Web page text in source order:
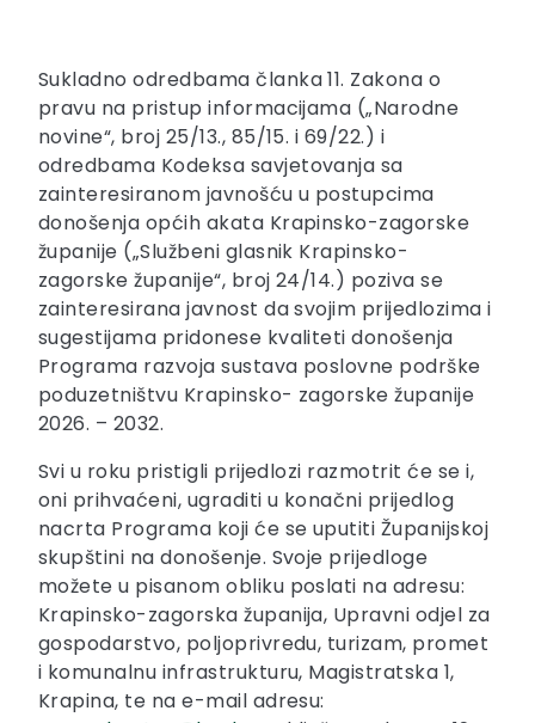
Sukladno odredbama članka 11. Zakona o
pravu na pristup informacijama („Narodne
novine“, broj 25/13., 85/15. i 69/22.) i
odredbama Kodeksa savjetovanja sa
zainteresiranom javnošću u postupcima
donošenja općih akata Krapinsko-zagorske
županije („Službeni glasnik Krapinsko-
zagorske županije“, broj 24/14.) poziva se
zainteresirana javnost da svojim prijedlozima i
sugestijama pridonese kvaliteti donošenja
Programa razvoja sustava poslovne podrške
poduzetništvu Krapinsko- zagorske županije
2026. – 2032.
Svi u roku pristigli prijedlozi razmotrit će se i,
oni prihvaćeni, ugraditi u konačni prijedlog
nacrta Programa koji će se uputiti Županijskoj
skupštini na donošenje. Svoje prijedloge
možete u pisanom obliku poslati na adresu:
Krapinsko-zagorska županija, Upravni odjel za
gospodarstvo, poljoprivredu, turizam, promet
i komunalnu infrastrukturu, Magistratska 1,
Krapina, te na e-mail adresu: